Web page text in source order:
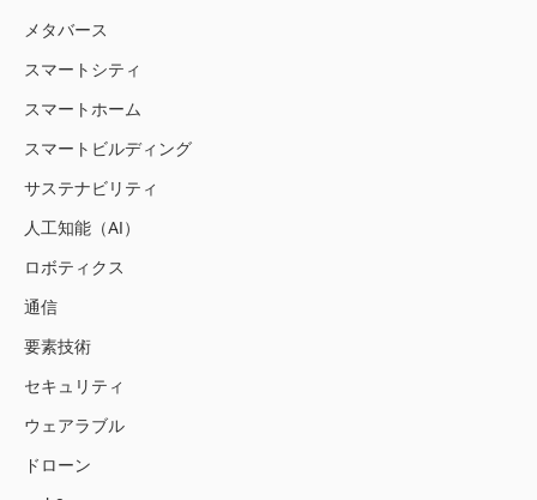
メタバース
スマートシティ
スマートホーム
スマートビルディング
サステナビリティ
人工知能（AI）
ロボティクス
通信
要素技術
セキュリティ
ウェアラブル
ドローン